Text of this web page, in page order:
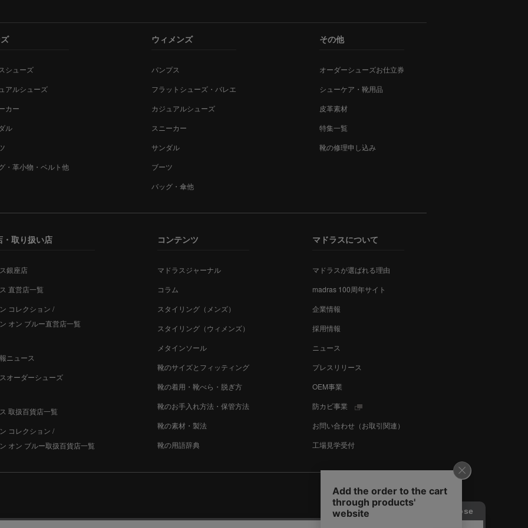
シューズ
アルシューズ
カー
ル
・革小物・ベルト他
ウィメンズ
パンプス
フラットシューズ・バレエ
カジュアルシューズ
スニーカー
サンダル
ブーツ
バッグ・傘他
その他
オーダーシューズお仕立券
シューケア・靴用品
皮革素材
特集一覧
靴の修理申し込み
・取り扱い店
銀座店
直営店一覧
コレクション /
オン ブルー直営店一覧
ニュース
オーダーシューズ
取扱百貨店一覧
コレクション /
オン ブルー取扱百貨店一覧
コンテンツ
マドラスジャーナル
コラム
スタイリング（メンズ）
スタイリング（ウィメンズ）
メタインソール
靴のサイズとフィッティング
靴の着用・靴べら・脱ぎ方
靴のお手入れ方法・保管方法
靴の素材・製法
靴の用語辞典
マドラスについて
マドラスが選ばれる理由
madras 100周年サイト
企業情報
採用情報
ニュース
プレスリリース
OEM事業
防カビ事業
お問い合わせ（お取引関連）
工場見学受付
Language English 中文